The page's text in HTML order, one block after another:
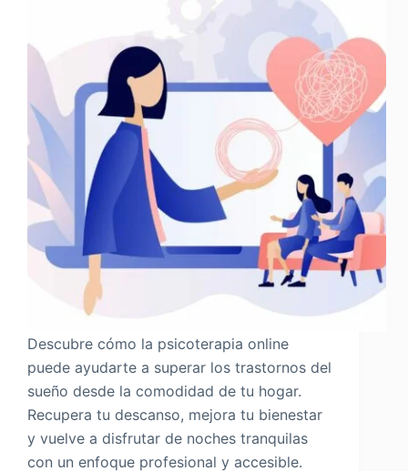
Descubre cómo la psicoterapia online
puede ayudarte a superar los trastornos del
sueño desde la comodidad de tu hogar.
Recupera tu descanso, mejora tu bienestar
y vuelve a disfrutar de noches tranquilas
con un enfoque profesional y accesible.